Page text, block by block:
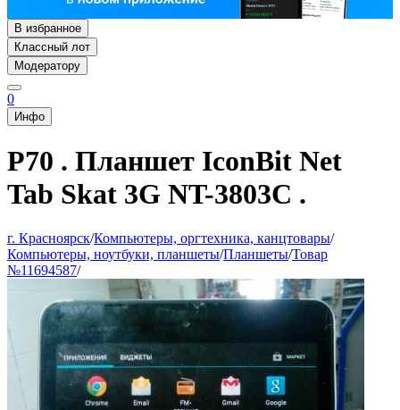
В избранное
Классный лот
Модератору
0
Инфо
P70 . Планшет IconBit Net
Tab Skat 3G NT-3803C .
г. Красноярск/Компьютеры, оргтехника, канцтовары/
Компьютеры, ноутбуки, планшеты/Планшеты/Товар
№11694587/